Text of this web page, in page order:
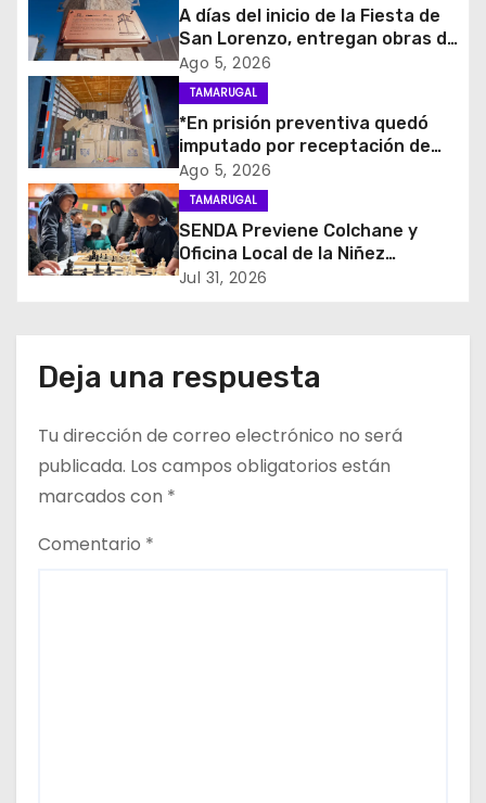
c
i
ó
n
d
e
t
r
a
A días del inicio de la Fiesta de
San Lorenzo, entregan obras de
emergencia para resguardar su
histórico campanario
Ago 5, 2026
TAMARUGAL
*En prisión preventiva quedó
imputado por receptación de
cigarrillos avaluados en $1.600
millones*
Ago 5, 2026
TAMARUGAL
SENDA Previene Colchane y
Oficina Local de la Niñez
promueven el buen uso del
Jul 31, 2026
Deja una respuesta
Tu dirección de correo electrónico no será
publicada. Los campos obligatorios están
marcados con *
Comentario *